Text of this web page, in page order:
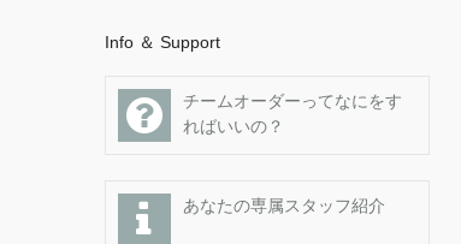
Info ＆ Support
チームオーダーってなにをす
ればいいの？
あなたの専属スタッフ紹介